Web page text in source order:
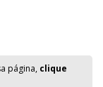
página, clique